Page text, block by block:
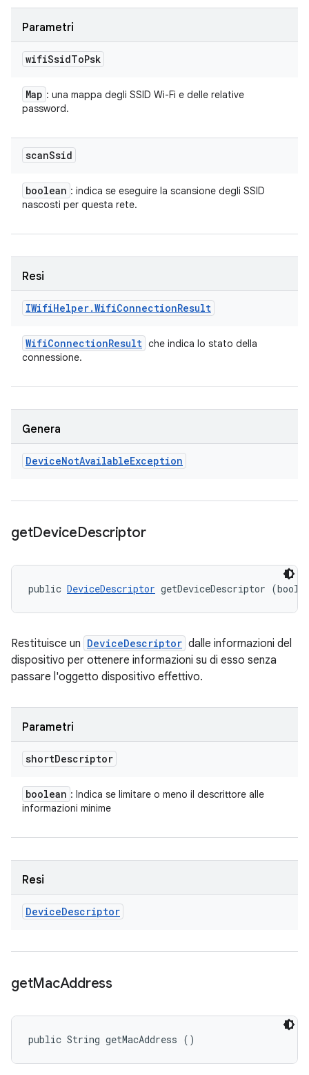
Parametri
wifiSsidToPsk
Map : una mappa degli SSID Wi-Fi e delle relative
password.
scanSsid
boolean : indica se eseguire la scansione degli SSID
nascosti per questa rete.
Resi
IWifiHelper.WifiConnectionResult
WifiConnectionResult che indica lo stato della
connessione.
Genera
DeviceNotAvailableException
getDeviceDescriptor
public DeviceDescriptor getDeviceDescriptor
Restituisce un DeviceDescriptor dalle informazioni del
dispositivo per ottenere informazioni su di esso senza
passare l'oggetto dispositivo effettivo.
Parametri
shortDescriptor
boolean : Indica se limitare o meno il descrittore alle
informazioni minime
Resi
DeviceDescriptor
getMacAddress
public String getMacAddress ()